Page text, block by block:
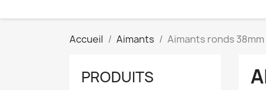
Accueil Aimants Aimants ronds 38mm
PRODUITS